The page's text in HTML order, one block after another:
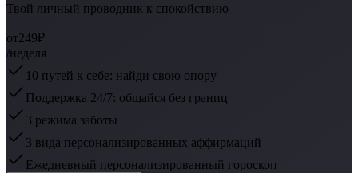
Твой личный проводник к спокойствию
от249₽
/неделя
10 путей к себе: найди свою опору
Поддержка 24/7: общайся без границ
3 режима заботы
3 вида персонализированных аффирмаций
Ежедневный персонализированный гороскоп